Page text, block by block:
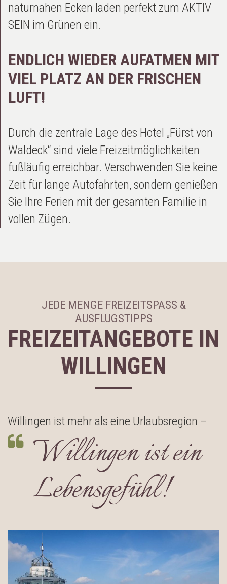
naturnahen Ecken laden perfekt zum AKTIV
SEIN im Grünen ein.
ENDLICH WIEDER AUFATMEN MIT
VIEL PLATZ AN DER FRISCHEN
LUFT!
Durch die zentrale Lage des Hotel „Fürst von
Waldeck“ sind viele Freizeitmöglichkeiten
fußläufig erreichbar. Verschwenden Sie keine
Zeit für lange Autofahrten, sondern genießen
Sie Ihre Ferien mit der gesamten Familie in
vollen Zügen.
JEDE MENGE FREIZEITSPASS &
AUSFLUGSTIPPS
FREIZEITANGEBOTE IN
WILLINGEN
Willingen ist mehr als eine Urlaubsregion –
Willingen ist ein
Lebensgefühl!